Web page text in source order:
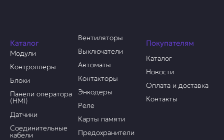
Каталог
Модули
Контроллеры
Блоки
Панели оператора
(HMI)
Датчики
Соединительные
кабели
Вентиляторы
Выключатели
Автоматы
Контакторы
Энкодеры
Реле
Карты памяти
Предохранители
Покупателям
Каталог
Новости
Оплата и доставка
Контакты